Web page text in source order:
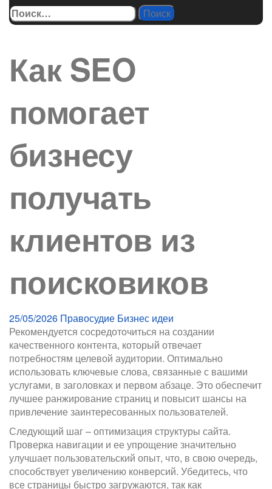
Найти:
Как SEO
помогает
бизнесу
получать
клиентов из
поисковиков
25/05/2026 Правосудие Бизнес идеи
Рекомендуется сосредоточиться на создании
качественного контента, который отвечает
потребностям целевой аудитории. Оптимально
использовать ключевые слова, связанные с вашими
услугами, в заголовках и первом абзаце. Это обеспечит
лучшее ранжирование страниц и повысит шансы на
привлечение заинтересованных пользователей.
Следующий шаг – оптимизация структуры сайта.
Проверка навигации и ее упрощение значительно
улучшает пользовательский опыт, что, в свою очередь,
способствует увеличению конверсий. Убедитесь, что
все страницы быстро загружаются, так как